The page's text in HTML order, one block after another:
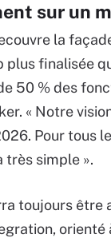
sur un
la
plus finalisée
50 % des
« Notre
Pour tous
très simple ».
toujours être
orienté